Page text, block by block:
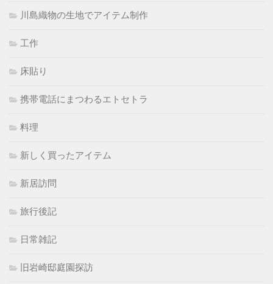
川島織物の生地でアイテム制作
工作
床貼り
携帯電話にまつわるエトセトラ
料理
新しく買ったアイテム
新居訪問
旅行後記
日常雑記
旧岩崎邸庭園探訪